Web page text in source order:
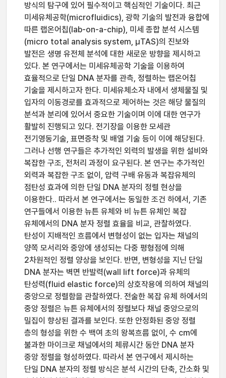
방식의 탐구에 있어 필수적이고 핵심적인 기술이다. 최근
미세유체공학(microfluidics), 광학 기술의 발전과 융합에
따른 랩온어칩(lab-on-a-chip), 미세 종합 분석 시스템
(micro total analysis system, μTAS)의 진보와
발전은 생명 유전체 분석에 대한 새로운 방향을 제시하고
있다. 본 연구에서는 미세유체공학 기술을 이용하여
효율적으로 단일 DNA 분자를 관측, 정렬하는 랩온어칩
기술을 제시하고자 한다. 미세유체소자 내에서 생체물질 및
입자의 이동경로를 효과적으로 제어하는 것은 해당 물질의
분석과 분리에 있어서 중요한 기술이며 이에 대한 연구가
활발히 진행되고 있다. 전기장을 이용한 모세관
전기영동기술, 표면증착 및 배열 기술 등이 이에 해당된다.
그러나 선행 연구들은 추가적인 외력의 발생을 위한 설비와
복잡한 구조, 전처리 과정이 요구된다. 본 연구는 추가적인
외력과 복잡한 구조 없이, 압력 구배 유동과 복잡유체의
점탄성 효과에 의한 단일 DNA 분자의 정렬 현상을
이용한다.. 따라서 본 연구에서는 동일한 조건 하에서, 기존
연구들에서 이용한 뉴튼 유체와 비 뉴튼 유체인 복잡
유체에서의 DNA 분자 정렬 효율을 비교, 관찰하였다.
탄성이 지배적인 흐름에서 변형성이 없는 입자는 채널의
양쪽 모서리와 중앙에 생성되는 다중 평형점에 의해
2차원적인 정렬 양상을 보인다. 반면, 변형성을 지닌 단일
DNA 분자는 벽면 반발력(wall lift force)과 유체의
탄성력(fluid elastic force)의 상호작용에 의하여 채널의
중앙으로 정렬함을 관찰하였다. 전술한 복잡 유체 하에서의
중앙 정렬은 뉴튼 유체에서의 정렬보다 채널 중앙으로의
밀집이 향상된 결과를 보인다. 또한 안정화된 중앙 정렬
층의 형성을 위한 수 백여 초의 왕복흐름 없이, 수 cm에
불과한 마이크로 채널에서의 체류시간 동안 DNA 분자
중앙 정렬을 형성하였다. 따라서 본 연구에서 제시하는
단일 DNA 분자의 정렬 방식은 분석 시간의 단축, 간소화 및